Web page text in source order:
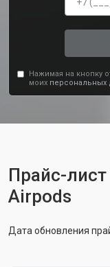
Нажимая на кнопку
моих персональных
Прайс-
Airpods
Дата обновления